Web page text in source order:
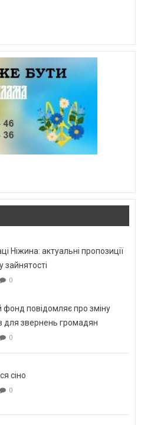
Ніжина: актуальні пропозиції
зайнятості
0
фонд повідомляє про зміну
для звернень громадян
0
сіно
0